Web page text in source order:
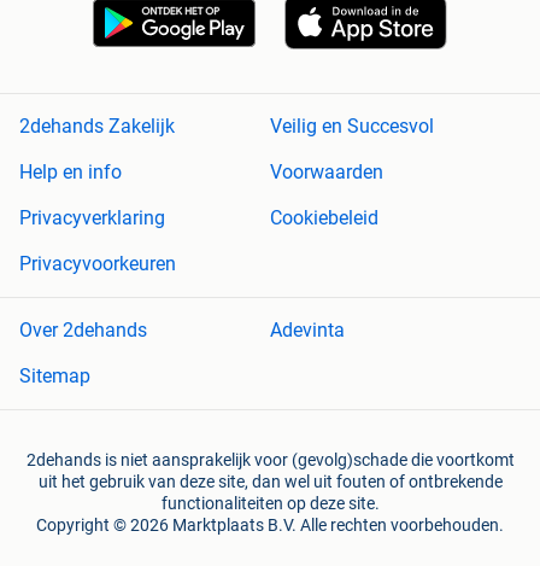
2dehands Zakelijk
Veilig en Succesvol
Help en info
Voorwaarden
Privacyverklaring
Cookiebeleid
Privacyvoorkeuren
Over 2dehands
Adevinta
Sitemap
2dehands is niet aansprakelijk voor (gevolg)schade die voortkomt
uit het gebruik van deze site, dan wel uit fouten of ontbrekende
functionaliteiten op deze site.
Copyright © 2026 Marktplaats B.V. Alle rechten voorbehouden.